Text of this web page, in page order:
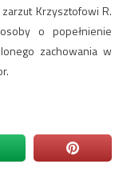
Krzysztofowi R.
o popełnienie
zachowania w